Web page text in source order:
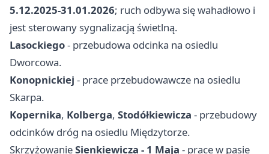
5.12.2025-31.01.2026; ruch odbywa się wahadłowo i
jest sterowany sygnalizacją świetlną.
Lasockiego- przebudowa odcinka na osiedlu
Dworcowa.
Konopnickiej - prace przebudowawcze na osiedlu
Skarpa.
Kopernika, Kolberga, Stodółkiewicza - przebudowy
odcinków dróg na osiedlu Międzytorze.
SkrzyżowanieSienkiewicza - 1 Maja - prace w pasie